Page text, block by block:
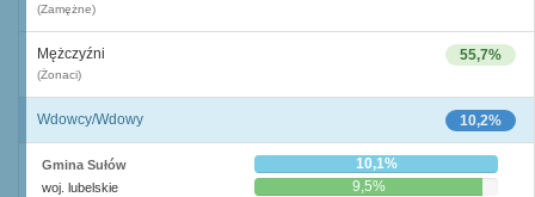
(Zamężne)
55,7%
Mężczyźni
(Żonaci)
10,2%
Wdowcy/Wdowy
Gmina Sułów 10,1%
woj. lubelskie 9,5%